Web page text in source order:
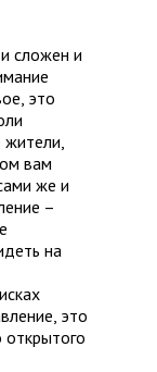
сложен и
это
жители,
вам
же и
–
на
это
открытого